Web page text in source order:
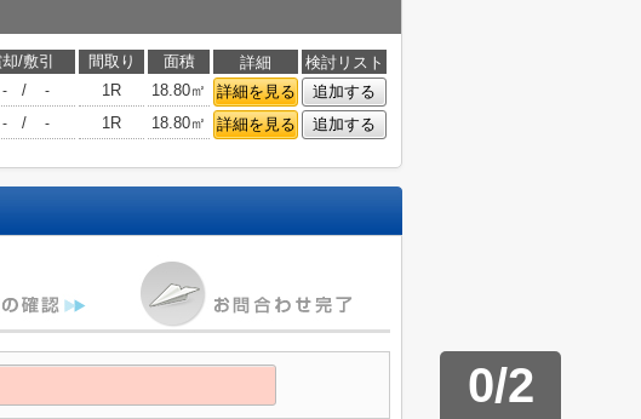
/敷引 間取り 面積 詳細
検討リスト
- / - 1R 18.80㎡ 詳細を見る
追加する
- / - 1R 18.80㎡ 詳細を見る 追加する
0/2